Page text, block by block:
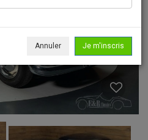
Annuler Je m'inscris